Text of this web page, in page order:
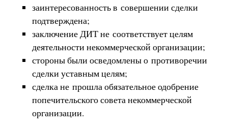
заинтересованность в совершении сделки
подтверждена;
заключение ДИТ не соответствует целям
деятельности некоммерческой организации;
стороны были осведомлены о противоречии
сделки уставным целям;
сделка не прошла обязательное одобрение
попечительского совета некоммерческой
организации.